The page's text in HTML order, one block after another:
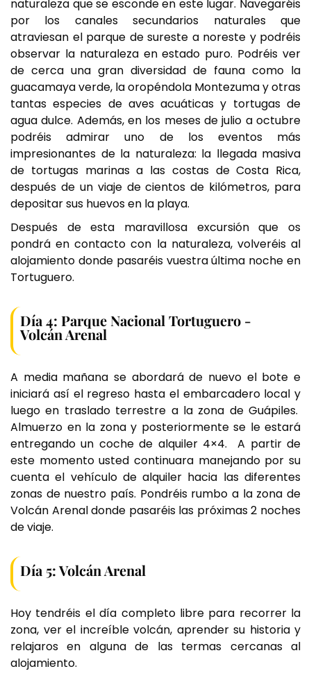
naturaleza que se esconde en este lugar. Navegaréis
por los canales secundarios naturales que
atraviesan el parque de sureste a noreste y podréis
observar la naturaleza en estado puro. Podréis ver
de cerca una gran diversidad de fauna como la
guacamaya verde, la oropéndola Montezuma y otras
tantas especies de aves acuáticas y tortugas de
agua dulce. Además, en los meses de julio a octubre
podréis admirar uno de los eventos más
impresionantes de la naturaleza: la llegada masiva
de tortugas marinas a las costas de Costa Rica,
después de un viaje de cientos de kilómetros, para
depositar sus huevos en la playa.
Después de esta maravillosa excursión que os
pondrá en contacto con la naturaleza, volveréis al
alojamiento donde pasaréis vuestra última noche en
Tortuguero.
Día 4: Parque Nacional Tortuguero -
Volcán Arenal
A media mañana se abordará de nuevo el bote e
iniciará así el regreso hasta el embarcadero local y
luego en traslado terrestre a la zona de Guápiles.
Almuerzo en la zona y posteriormente se le estará
entregando un coche de alquiler 4×4. A partir de
este momento usted continuara manejando por su
cuenta el vehículo de alquiler hacia las diferentes
zonas de nuestro país. Pondréis rumbo a la zona de
Volcán Arenal donde pasaréis las próximas 2 noches
de viaje.
Día 5: Volcán Arenal
Hoy tendréis el día completo libre para recorrer la
zona, ver el increíble volcán, aprender su historia y
relajaros en alguna de las termas cercanas al
alojamiento.